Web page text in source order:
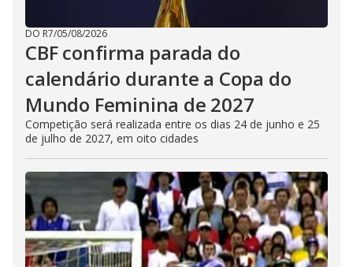
DO R7/05/08/2026
CBF confirma parada do
calendário durante a Copa do
Mundo Feminina de 2027
Competição será realizada entre os dias 24 de junho e 25
de julho de 2027, em oito cidades